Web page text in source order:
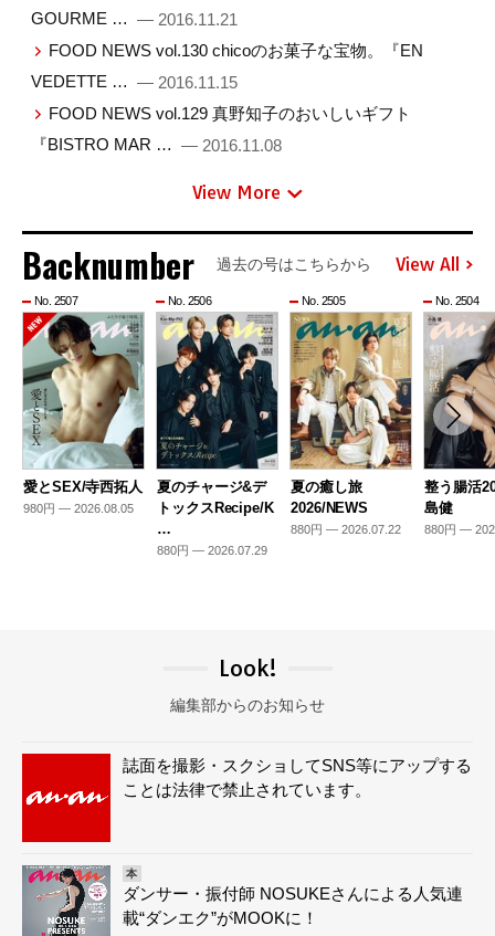
GOURME … — 2016.11.21
FOOD NEWS vol.130 chicoのお菓子な宝物。『EN
VEDETTE … — 2016.11.15
FOOD NEWS vol.129 真野知子のおいしいギフト
『BISTRO MAR … — 2016.11.08
View More
Backnumber 過去の号はこちらから View All
No. 2507
愛とSEX/寺西拓人
980円 — 2026.08.05
No. 2506
夏のチャージ&デ
トックスRecipe/K
…
880円 — 2026.07.29
No. 2505
夏の癒し旅
2026/NEWS
880円 — 2026.07.22
No. 2504
整う腸活
島健
880円 —
Look!
編集部からのお知らせ
誌面を撮影・スクショしてSNS等にアップする
ことは法律で禁止されています。
本
ダンサー・振付師 NOSUKEさんによる人気連
載“ダンエク”がMOOKに！